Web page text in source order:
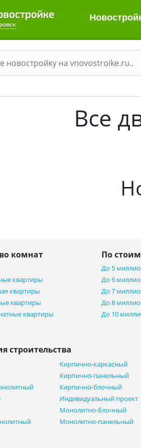
Все
комнат
квартиры
квартиры
квартиры
квартиры
По
До 5
До 6
До 7
До 8
До 10
строительства
Кирпично-каркасный
Кирпично-панельный
Кирпично-блочный
Индивидуальный проект
Монолитно-блочный
Монолитно-панельный